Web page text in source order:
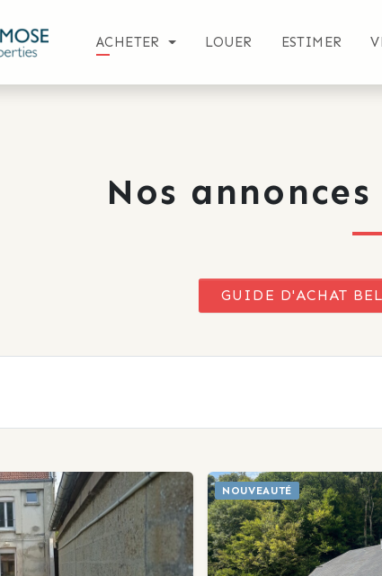
ACHETER LOUER ESTIMER
Nos
GUIDE D'ACHAT
NOUVEAUTÉ